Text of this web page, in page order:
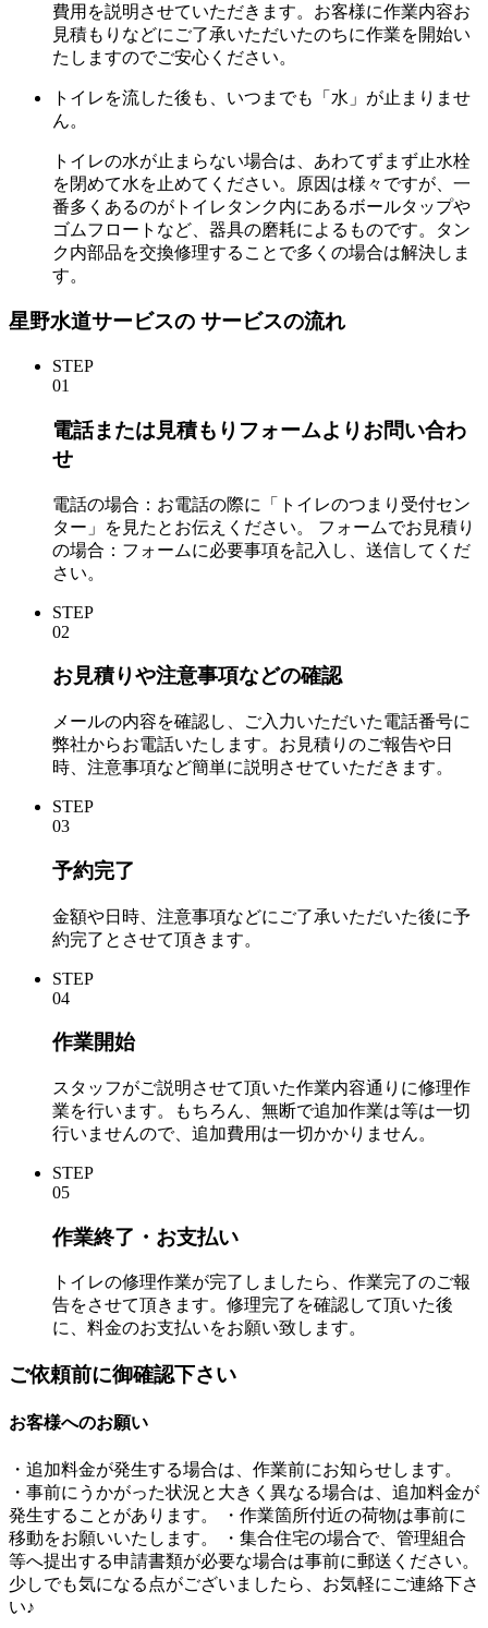
費用を説明させていただきます。お客様に作業内容お
見積もりなどにご了承いただいたのちに作業を開始い
たしますのでご安心ください。
トイレを流した後も、いつまでも「水」が止まりませ
ん。
トイレの水が止まらない場合は、あわてずまず止水栓
を閉めて水を止めてください。原因は様々ですが、一
番多くあるのがトイレタンク内にあるボールタップや
ゴムフロートなど、器具の磨耗によるものです。タン
ク内部品を交換修理することで多くの場合は解決しま
す。
星野水道サービスの サービスの流れ
STEP
01
電話または見積もりフォームよりお問い合わ
せ
電話の場合：お電話の際に「トイレのつまり受付セン
ター」を見たとお伝えください。 フォームでお見積り
の場合：フォームに必要事項を記入し、送信してくだ
さい。
STEP
02
お見積りや注意事項などの確認
メールの内容を確認し、ご入力いただいた電話番号に
弊社からお電話いたします。お見積りのご報告や日
時、注意事項など簡単に説明させていただきます。
STEP
03
予約完了
金額や日時、注意事項などにご了承いただいた後に予
約完了とさせて頂きます。
STEP
04
作業開始
スタッフがご説明させて頂いた作業内容通りに修理作
業を行います。もちろん、無断で追加作業は等は一切
行いませんので、追加費用は一切かかりません。
STEP
05
作業終了・お支払い
トイレの修理作業が完了しましたら、作業完了のご報
告をさせて頂きます。修理完了を確認して頂いた後
に、料金のお支払いをお願い致します。
ご依頼前に御確認下さい
お客様へのお願い
・追加料金が発生する場合は、作業前にお知らせします。
・事前にうかがった状況と大きく異なる場合は、追加料金が
発生することがあります。 ・作業箇所付近の荷物は事前に
移動をお願いいたします。 ・集合住宅の場合で、管理組合
等へ提出する申請書類が必要な場合は事前に郵送ください。
少しでも気になる点がございましたら、お気軽にご連絡下さ
い♪